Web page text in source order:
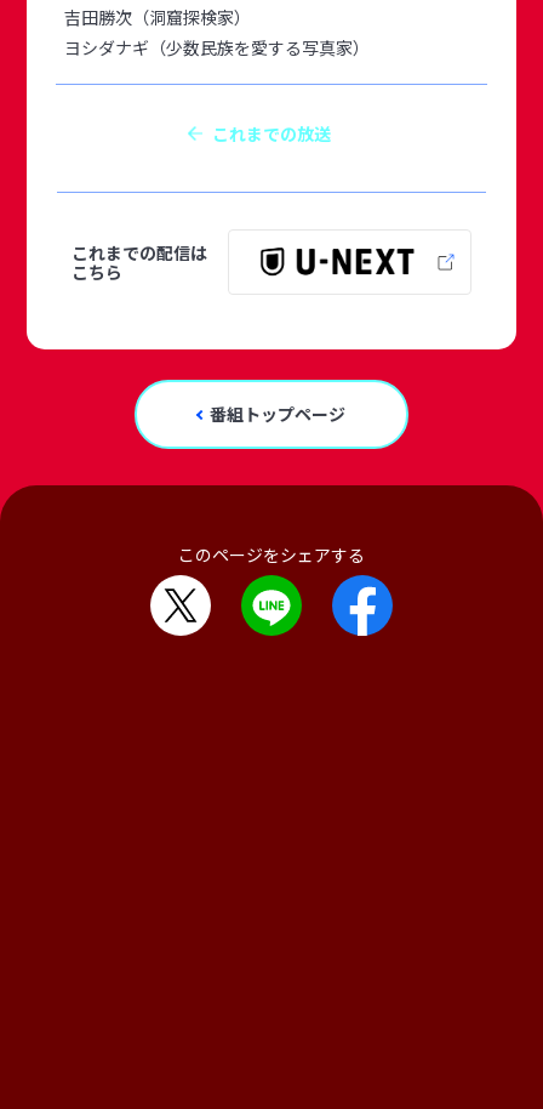
吉田勝次（洞窟探検家）
ヨシダナギ（少数民族を愛する写真家）
これまでの放送
これまでの配信は
こちら
番組トップページ
このページをシェアする